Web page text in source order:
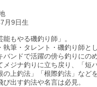
月9日生
もやる磯釣り師」。
執筆・タレント・磯釣り師と
バンドで活躍の傍ら釣りにの
メジナ釣りに立ち戻り、「短
の上釣法」「根際釣法」など
出す釣法や名言は必見。